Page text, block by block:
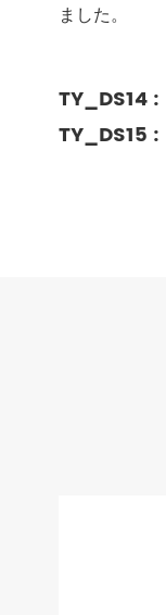
ました。
TY_DS14 :
TY_DS15 :